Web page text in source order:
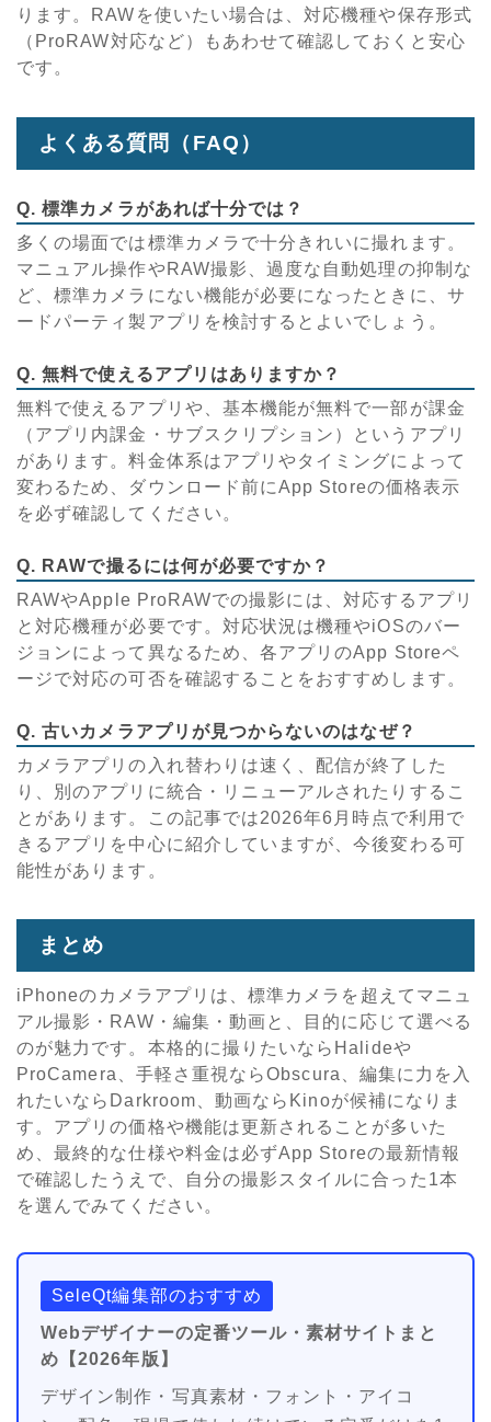
ります。RAWを使いたい場合は、対応機種や保存形式
（ProRAW対応など）もあわせて確認しておくと安心
です。
よくある質問（FAQ）
Q. 標準カメラがあれば十分では？
多くの場面では標準カメラで十分きれいに撮れます。
マニュアル操作やRAW撮影、過度な自動処理の抑制な
ど、標準カメラにない機能が必要になったときに、サ
ードパーティ製アプリを検討するとよいでしょう。
Q. 無料で使えるアプリはありますか？
無料で使えるアプリや、基本機能が無料で一部が課金
（アプリ内課金・サブスクリプション）というアプリ
があります。料金体系はアプリやタイミングによって
変わるため、ダウンロード前にApp Storeの価格表示
を必ず確認してください。
Q. RAWで撮るには何が必要ですか？
RAWやApple ProRAWでの撮影には、対応するアプリ
と対応機種が必要です。対応状況は機種やiOSのバー
ジョンによって異なるため、各アプリのApp Storeペ
ージで対応の可否を確認することをおすすめします。
Q. 古いカメラアプリが見つからないのはなぜ？
カメラアプリの入れ替わりは速く、配信が終了した
り、別のアプリに統合・リニューアルされたりするこ
とがあります。この記事では2026年6月時点で利用で
きるアプリを中心に紹介していますが、今後変わる可
能性があります。
まとめ
iPhoneのカメラアプリは、標準カメラを超えてマニュ
アル撮影・RAW・編集・動画と、目的に応じて選べる
のが魅力です。本格的に撮りたいならHalideや
ProCamera、手軽さ重視ならObscura、編集に力を入
れたいならDarkroom、動画ならKinoが候補になりま
す。アプリの価格や機能は更新されることが多いた
め、最終的な仕様や料金は必ずApp Storeの最新情報
で確認したうえで、自分の撮影スタイルに合った1本
を選んでみてください。
SeleQt編集部のおすすめ
Webデザイナーの定番ツール・素材サイトまと
め【2026年版】
デザイン制作・写真素材・フォント・アイコ